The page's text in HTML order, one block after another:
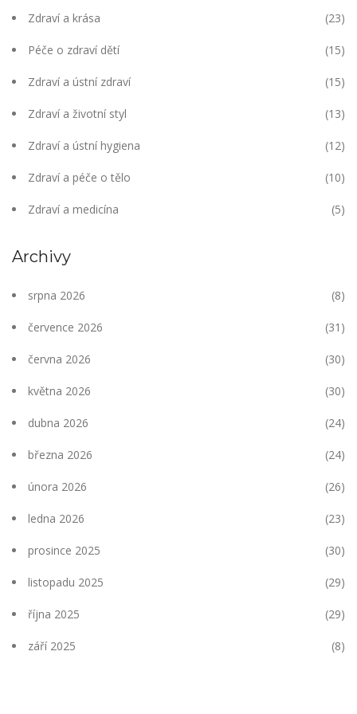
Zdraví a krása (23)
Péče o zdraví dětí (15)
Zdraví a ústní zdraví (15)
Zdraví a životní styl (13)
Zdraví a ústní hygiena (12)
Zdraví a péče o tělo (10)
Zdraví a medicína (5)
Archivy
srpna 2026 (8)
července 2026 (31)
června 2026 (30)
května 2026 (30)
dubna 2026 (24)
března 2026 (24)
února 2026 (26)
ledna 2026 (23)
prosince 2025 (30)
listopadu 2025 (29)
října 2025 (29)
září 2025 (8)